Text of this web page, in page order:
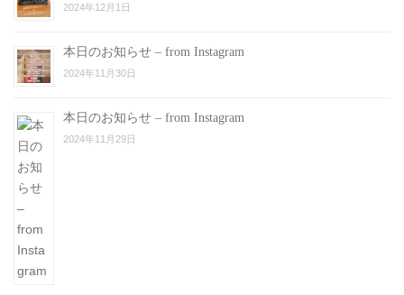
2024年12月1日
本日のお知らせ – from Instagram
2024年11月30日
本日のお知らせ – from Instagram
2024年11月29日